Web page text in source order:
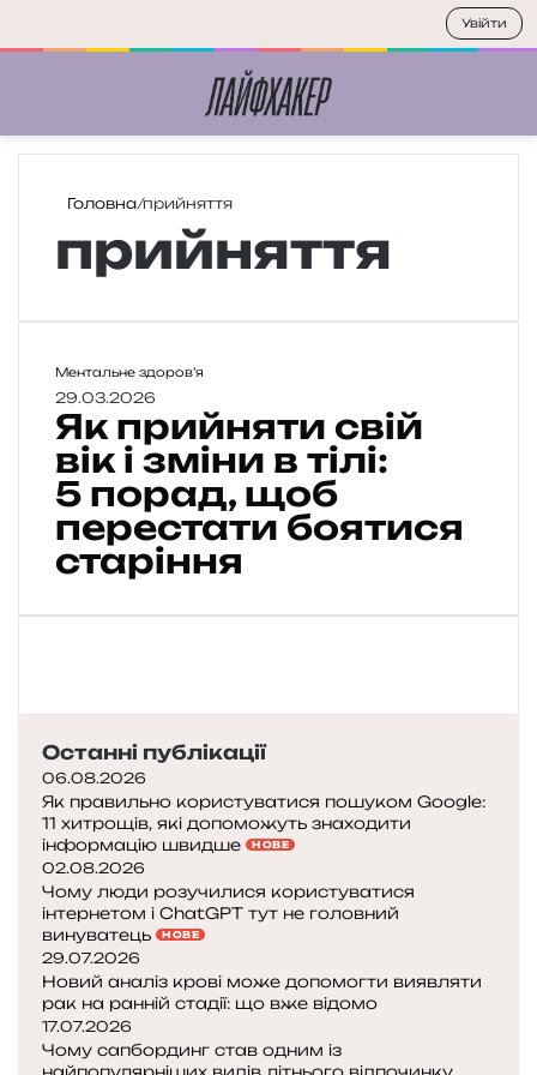
Головна/прийняття
прийняття
Я
к
п
и
й
н
т
і
к
і
з
м
і
и
в
т
і
Ментальне здоров’я
29.03.2026
Як прийняти свій
вік і зміни в тілі:
5 порад, щоб
перестати боятися
старіння
Останні публікації
06.08.2026
Як правильно користуватися пошуком Google:
11 хитрощів, які допоможуть знаходити
інформацію швидше
НОВЕ
02.08.2026
Чому люди розучилися користуватися
інтернетом і ChatGPT тут не головний
винуватець
НОВЕ
29.07.2026
Новий аналіз крові може допомогти виявляти
рак на ранній стадії: що вже відомо
17.07.2026
Чому сапбординг став одним із
Увійти